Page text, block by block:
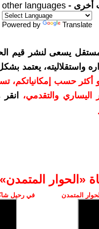
أخرى - languages
Powered by Translate
يسعى لنشر قيم
واستقلاليته، يعتمد
سنويًا أو أكثر حسب
اليساري والتقدمي،
.
‫«الحوار
المتمدن في رحيل